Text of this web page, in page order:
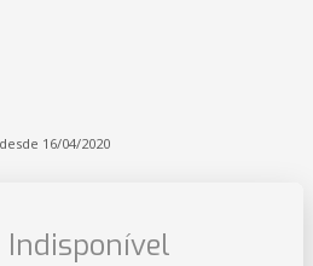
16/04/2020
Indisponível